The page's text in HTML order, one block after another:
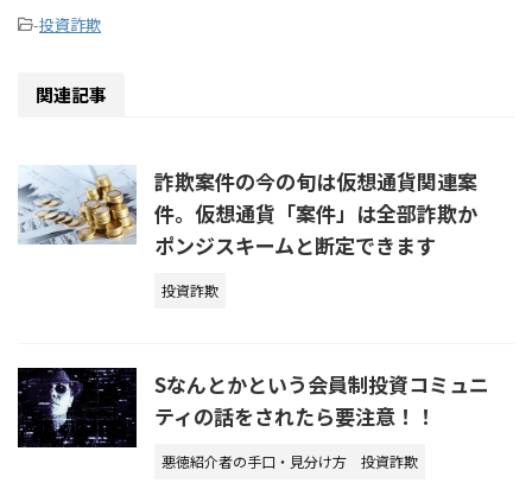
-投資詐欺
関連記事
詐欺案件の今の旬は仮想通貨関連案
件。仮想通貨「案件」は全部詐欺か
ポンジスキームと断定できます
投資詐欺
Sなんとかという会員制投資コミュニ
ティの話をされたら要注意！！
悪徳紹介者の手口・見分け方 投資詐欺